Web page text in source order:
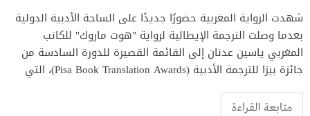
شهدت الرواية المغربية حضورًا جديدًا على الساحة الأدبية الدولية
بعدما وصلت الترجمة الإيطالية لرواية "هوت ماروك" للكاتب
المغربي ياسين عدنان إلى القائمة القصيرة للدورة السادسة من
جائزة بيزا للترجمة الأدبية (Pisa Book Translation Awards)، التي
متابعة القراءة